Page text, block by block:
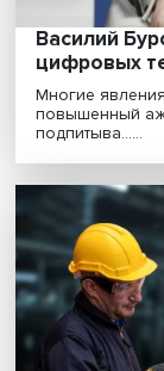
Василий
цифровых
Многие
повышенный
подпитыва......